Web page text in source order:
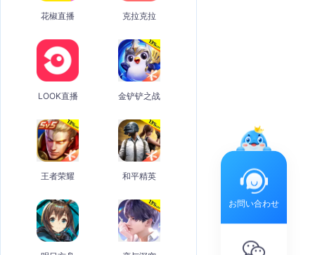
花椒直播 克拉克拉
LOOK直播 金铲铲之战
王者荣耀 和平精英
お問い合わせ